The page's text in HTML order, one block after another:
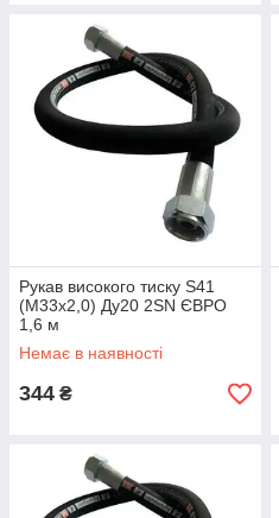
Рукав високого тиску S41
(М33х2,0) Ду20 2SN ЄВРО
1,6 м
Немає в наявності
344 ₴